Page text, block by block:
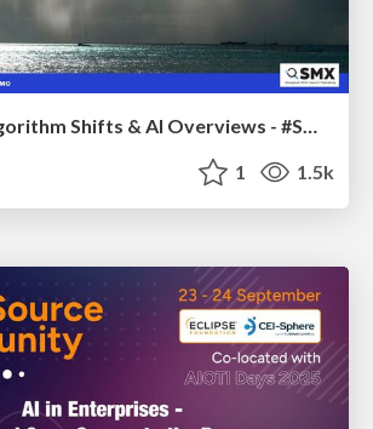
Navigating Algorithm Shifts & AI Overviews - #SMXNext
1 1.5k